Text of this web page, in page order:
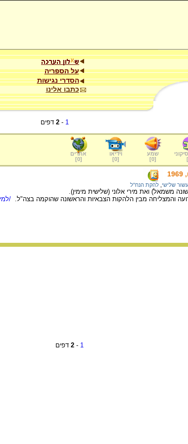
על הספריה
הסדרי נגישות
כתבו אלינו
1
-
2 דפים
]
שמע
[
0
]
וידיאו
[
0
]
אתרים
[
0
]
שלישי להקת הנח"ל
משמאל) ואת מירי אלוני (שלישית מימין).
והמצליחה מבין הלהקות הצבאיות והראשונה שהוקמה בצה"ל.
/
1
-
2 דפים